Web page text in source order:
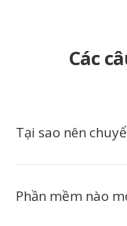
Các
Tại sao nên
Phần mềm nào